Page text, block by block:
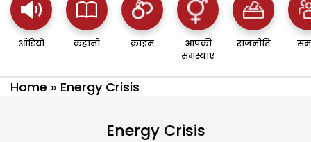
ऑडियो कहानी क्राइम
आपकी
समस्याएं
राजनीति
Home » Energy Crisis
Energy Crisis